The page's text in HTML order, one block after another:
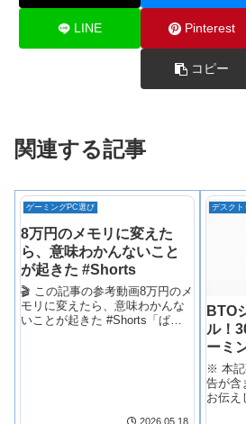
LINE Pinterest
コピー
関連する記事
ゲーミングPC選び
8万円のメモリに変えた
ら、意味わかんないこと
が起きた #Shorts
🎬 この記事の参考動画8万円のメ
モリに変えたら、意味わかんな
いことが起きた #Shorts「ぱそ
2026.05.18
デスクト
BTO
ル！
ーミ
の人
※ 本記
告が含
お伝え